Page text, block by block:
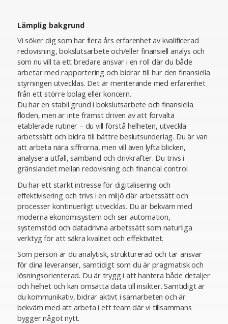
Lämplig bakgrund
Vi söker dig som har flera års erfarenhet av kvalificerad
redovisning, bokslutsarbete och/eller finansiell analys och
som nu vill ta ett bredare ansvar i en roll där du både
arbetar med rapportering och bidrar till hur den finansiella
styrningen utvecklas. Det är meriterande med erfarenhet
från ett större bolag eller koncern.
Du har en stabil grund i bokslutsarbete och finansiella
flöden, men är inte främst driven av att förvalta
etablerade rutiner – du vill förstå helheten, utveckla
arbetssätt och bidra till bättre beslutsunderlag. Du är van
att arbeta nära siffrorna, men vill även lyfta blicken,
analysera utfall, samband och drivkrafter. Du trivs i
gränslandet mellan redovisning och financial control.
Du har ett starkt intresse för digitalisering och
effektivisering och trivs i en miljö där arbetssätt och
processer kontinuerligt utvecklas. Du är bekväm med
moderna ekonomisystem och ser automation,
systemstöd och datadrivna arbetssätt som naturliga
verktyg för att säkra kvalitet och effektivitet.
Som person är du analytisk, strukturerad och tar ansvar
för dina leveranser, samtidigt som du är pragmatisk och
lösningsorienterad. Du är trygg i att hantera både detaljer
och helhet och kan omsätta data till insikter. Samtidigt är
du kommunikativ, bidrar aktivt i samarbeten och är
bekväm med att arbeta i ett team där vi tillsammans
bygger något nytt.